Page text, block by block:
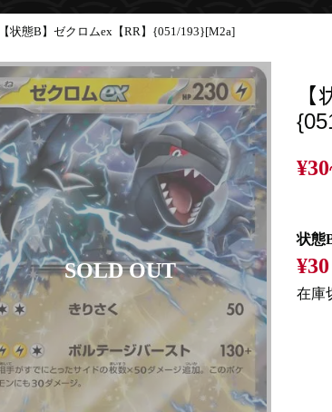
【状態B】ゼクロムex【RR】{051/193}[M2a]
状態
在庫